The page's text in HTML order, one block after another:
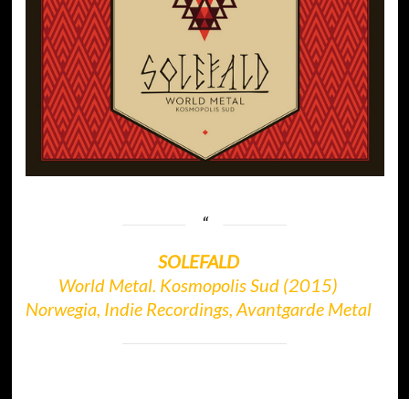
SOLEFALD
World Metal. Kosmopolis Sud (2015)
Norwegia, Indie Recordings, Avantgarde Metal